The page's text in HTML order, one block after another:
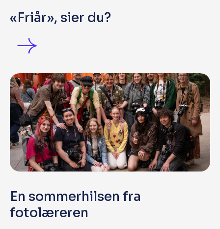
«Friår», sier du?
En sommerhilsen fra
fotolæreren